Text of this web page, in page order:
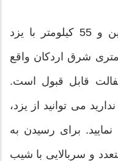
شهر اردکان 110 کیلومتر با نائین و 55 کیلومتر با یزد
چک چک در 43 کیلومتری شرق اردکان واقع
قابل قبول است.
می توانید از یزد،
نمایید. برای رسیدن به
و سربالایی با شیب